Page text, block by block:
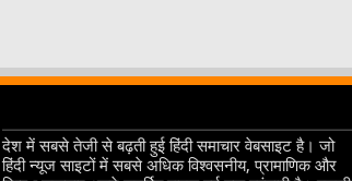
देश में सबसे तेजी से बढ़ती हुई हिंदी समाचार वेबसाइट है। जो
हिंदी न्यूज साइटों में सबसे अधिक विश्वसनीय, प्रामाणिक और